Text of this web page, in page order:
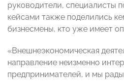
руководители, специалисты
кейсами также поделились
бизнесмены, кто уже имеет
«Внешнеэкономическая
направление неизменно
предпринимателей, и мы